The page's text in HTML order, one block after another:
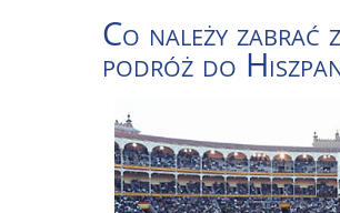
Co należy zabrać
podróż do